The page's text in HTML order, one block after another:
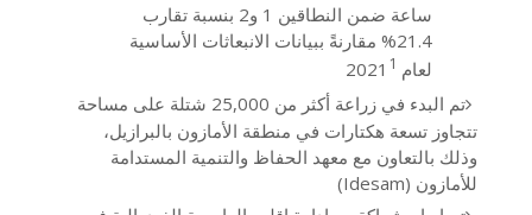
ساعة ضمن النطاقين 1 و2 بنسبة تقارب
21.4% مقارنةً ببيانات الانبعاثات الأساسية
لعام 2021 1
تم البدء في زراعة أكثر من 25,000 شتلة على مساحة
تتجاوز تسعة هكتارات في منطقة الأمازون بالبرازيل،
وذلك بالتعاون مع معهد الحفاظ والتنمية المستدامة
للأمازون (Idesam)